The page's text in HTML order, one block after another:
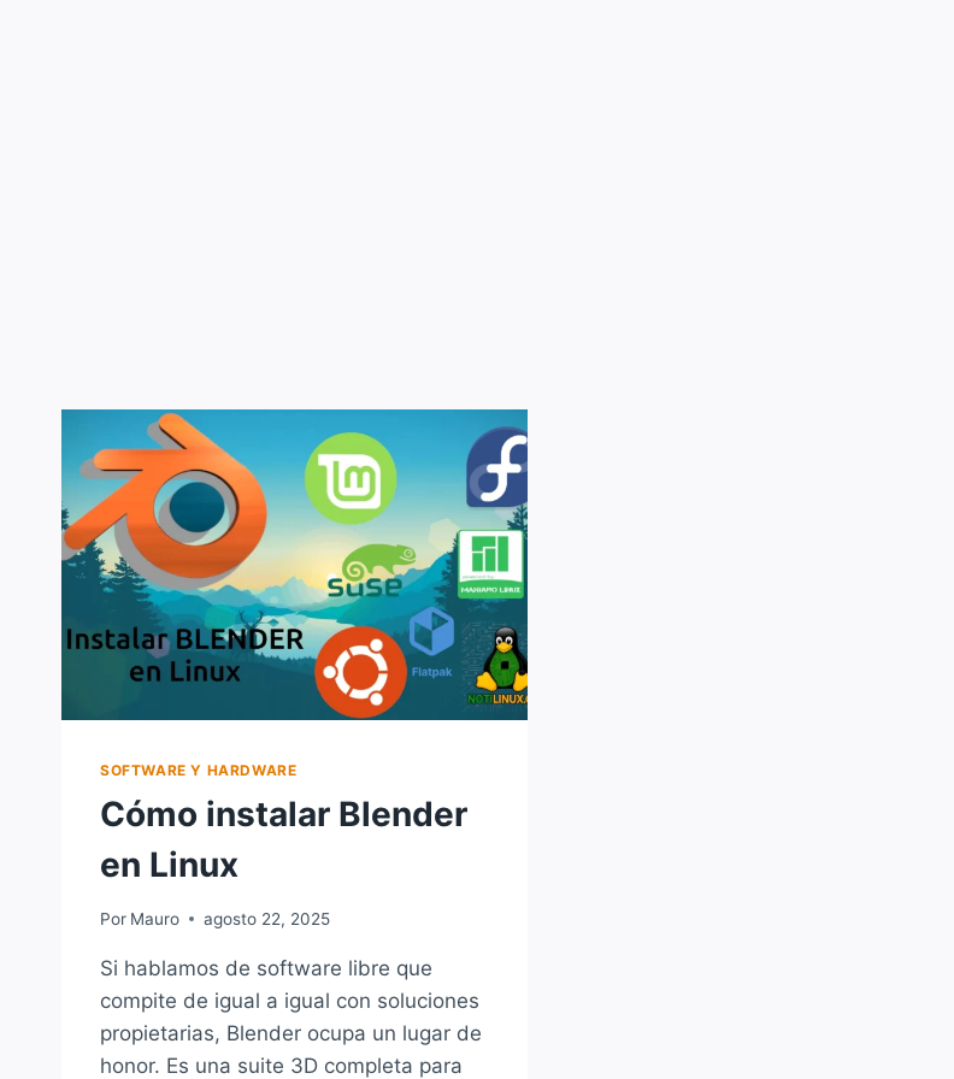
SOFTWARE Y HARDWARE
Cómo instalar Blender
en Linux
Por Mauro agosto 22, 2025
Si hablamos de software libre que
compite de igual a igual con soluciones
propietarias, Blender ocupa un lugar de
honor. Es una suite 3D completa para